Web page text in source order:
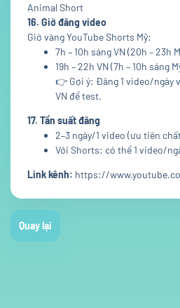
Animal Short
16. Giờ đăng video
Giờ vàng YouTube Shorts Mỹ:
7h – 10h sáng VN (20h – 23h
19h – 22h VN (7h – 10h sáng
👉 Gợi ý: Đăng 1 video/ngày
VN để test.
17. Tần suất đăng
2–3 ngày/1 video (ưu tiên
Với Shorts: có thể 1 video/
Link kênh: https://
Quay lại